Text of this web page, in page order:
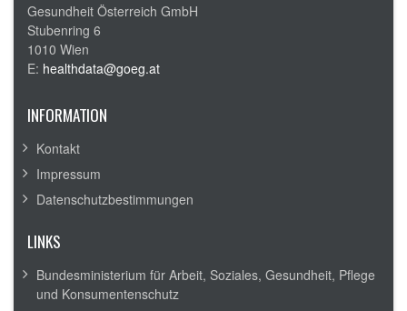
Gesundheit Österreich GmbH
Stubenring 6
1010 Wien
E: healthdata@goeg.at
INFORMATION
Kontakt
Impressum
Datenschutzbestimmungen
LINKS
Bundesministerium für Arbeit, Soziales, Gesundheit, Pflege
und Konsumentenschutz